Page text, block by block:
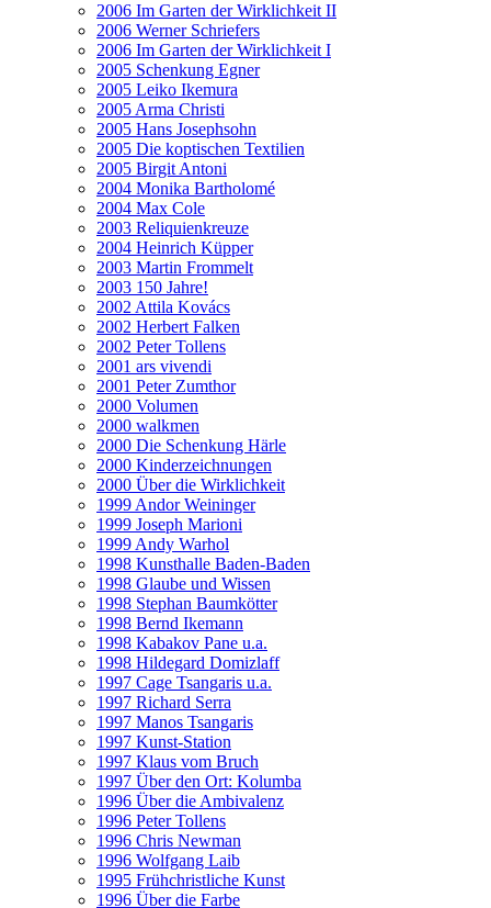
2006 Im Garten der Wirklichkeit II
2006 Werner Schriefers
2006 Im Garten der Wirklichkeit I
2005 Schenkung Egner
2005 Leiko Ikemura
2005 Arma Christi
2005 Hans Josephsohn
2005 Die koptischen Textilien
2005 Birgit Antoni
2004 Monika Bartholomé
2004 Max Cole
2003 Reliquienkreuze
2004 Heinrich Küpper
2003 Martin Frommelt
2003 150 Jahre!
2002 Attila Kovács
2002 Herbert Falken
2002 Peter Tollens
2001 ars vivendi
2001 Peter Zumthor
2000 Volumen
2000 walkmen
2000 Die Schenkung Härle
2000 Kinderzeichnungen
2000 Über die Wirklichkeit
1999 Andor Weininger
1999 Joseph Marioni
1999 Andy Warhol
1998 Kunsthalle Baden-Baden
1998 Glaube und Wissen
1998 Stephan Baumkötter
1998 Bernd Ikemann
1998 Kabakov Pane u.a.
1998 Hildegard Domizlaff
1997 Cage Tsangaris u.a.
1997 Richard Serra
1997 Manos Tsangaris
1997 Kunst-Station
1997 Klaus vom Bruch
1997 Über den Ort: Kolumba
1996 Über die Ambivalenz
1996 Peter Tollens
1996 Chris Newman
1996 Wolfgang Laib
1995 Frühchristliche Kunst
1996 Über die Farbe